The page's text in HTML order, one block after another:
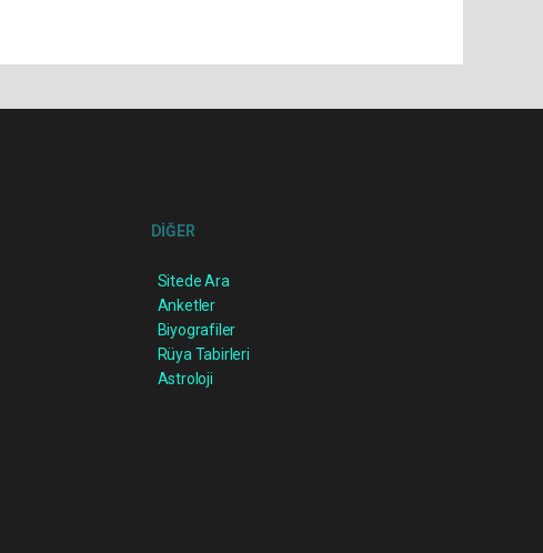
DİĞER
Sitede Ara
Anketler
Biyografiler
Rüya Tabirleri
Astroloji